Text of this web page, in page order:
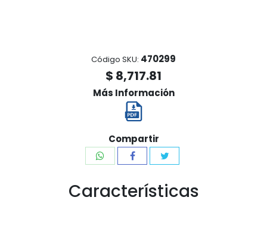
Código SKU: 470299
$ 8,717.81
Más Información
Compartir
Características